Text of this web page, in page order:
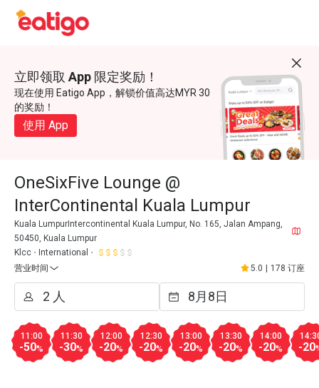
立即领取 App 限定奖励！
现在使用 Eatigo App，解锁价值高达MYR 30
的奖励！
使用 App
OneSixFive Lounge @
InterContinental Kuala Lumpur
Kuala LumpurIntercontinental Kuala Lumpur, No. 165, Jalan Ampang,
50450, Kuala Lumpur
Klcc
International
营业时间
5.0 178 订座
11:00
-50%
11:30
-30%
12:00
-20%
12:30
-20%
13:00
-20%
13:30
-20%
14:00
-20% -20